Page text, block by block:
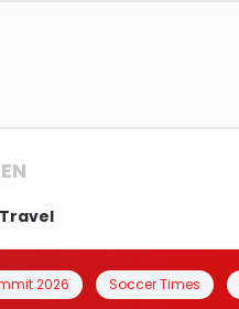
Travel
2026 Soccer Times